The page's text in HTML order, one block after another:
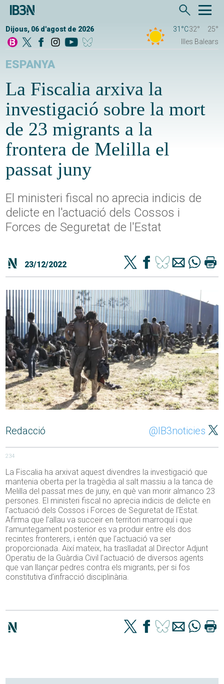
Dijous, 06 d'agost de 2026 31°C32°
25°
Illes Balears
ESPANYA
La Fiscalia arxiva la
investigació sobre la mort
de 23 migrants a la
frontera de Melilla el
passat juny
El ministeri fiscal no aprecia indicis de
delicte en l'actuació dels Cossos i
Forces de Seguretat de l'Estat
23/12/2022
Redacció @IB3noticies
234
La Fiscalia ha arxivat aquest divendres la investigació que
mantenia oberta per la tragèdia al salt massiu a la tanca de
Melilla del passat mes de juny, en què van morir almanco 23
persones. El ministeri fiscal no aprecia indicis de delicte en
l’actuació dels Cossos i Forces de Seguretat de l’Estat.
Afirma que l’allau va succeir en territori marroquí i que
l’amuntegament posterior es va produir entre els dos
recintes fronterers, i entén que l’actuació va ser
proporcionada. Així mateix, ha traslladat al Director Adjunt
Operatiu de la Guàrdia Civil l’actuació de diversos agents
que van llançar pedres contra els migrants, per si fos
constitutiva d’infracció disciplinària.